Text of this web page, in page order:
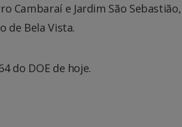
Cambaraí e Jardim São
de Bela Vista.
do DOE de hoje.